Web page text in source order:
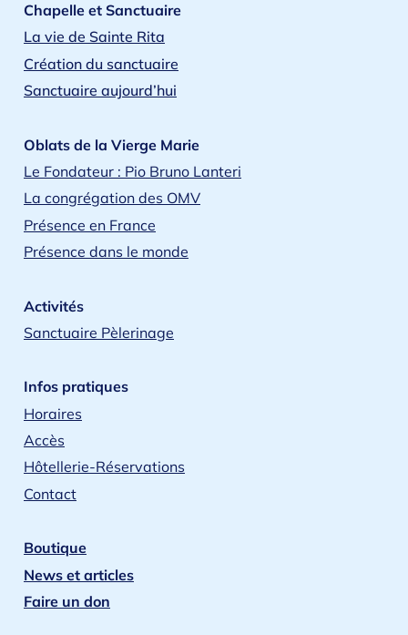
Chapelle et Sanctuaire
La vie de Sainte Rita
Création du sanctuaire
Sanctuaire aujourd’hui
Oblats de la Vierge Marie
Le Fondateur : Pio Bruno Lanteri
La congrégation des OMV
Présence en France
Présence dans le monde
Activités
Sanctuaire Pèlerinage
Infos pratiques
Horaires
Accès
Hôtellerie-Réservations
Contact
Boutique
News et articles
Faire un don